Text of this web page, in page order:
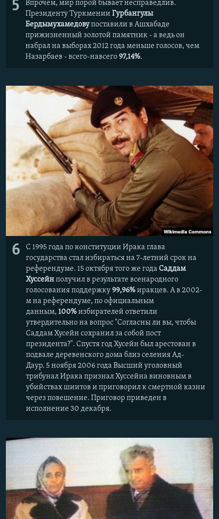
5
Впрочем, мир порой бывает несправедлив.
Президенту Туркмении Гурбангулы
Бердымухамедовупоставили в Ашхабаде
прижизненный золотой памятник - а ведь он
набрал на выборах 2012 года меньше голосов, чем
Назарбаев - всего-навсего 97,14%.
6
С 1995 года по конституции Ирака глава
государства стал избираться на 7-летний срок на
референдуме. 15 октября того же года Саддам
Хуссейнполучил в результате всенародного
голосования поддержку 99,96%иракцев. А в 2002-
м на референдуме, по официальным
данным, 100%избирателей ответили
утвердительно на вопрос "Согласны ли вы, чтобы
Саддам Хусейн сохранил за собой пост
президента?". Спустя год Хусейн был арестован в
подвале деревенского дома близ селения Ад-
Даур. 5 ноября 2006 года Высший уголовный
трибунал Ирака признал Хуссейна виновным в
убийствах шиитов и приговорил к смертной казни
через повешение. Приговор приведен в
исполнение 30 декабря.